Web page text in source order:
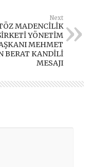
Next
MADENCİLİK
YÖNETİM
MEHMET
BERAT KANDİLİ
MESAJI